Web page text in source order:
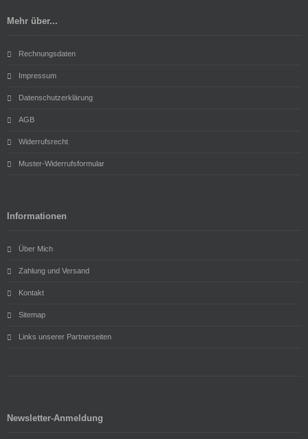
Mehr über...
Rechnungsdaten
Impressum
Datenschutzerklärung
AGB
Widerrufsrecht
Muster-Widerrufsformular
Informationen
Über Mich
Zahlung und Versand
Kontakt
Sitemap
Links unserer Partnerseiten
Newsletter-Anmeldung